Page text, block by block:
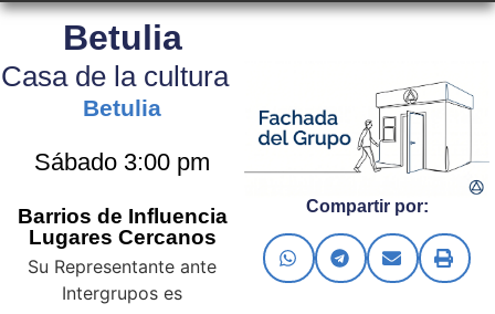
Betulia
Casa de la cultura
Betulia
Sábado 3:00 pm
Barrios de Influencia
Lugares Cercanos
Su Representante ante
Intergrupos es
Compartir por: